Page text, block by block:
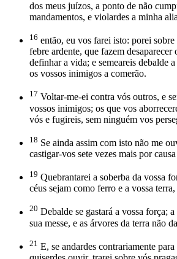
dos meus juízos, a ponto de não
mandamentos, e violardes a minha
16 então, eu vos farei isto: porei
febre ardente, que fazem desaparecer
definhar a vida; e semeareis debalde
os vossos inimigos a comerão.
17 Voltar-me-ei contra vós outros, e
vossos inimigos; os que vos
vós e fugireis, sem ninguém vos
18 Se ainda assim com isto não me
castigar-vos sete vezes mais por
19 Quebrantarei a soberba da vossa
céus sejam como ferro e a vossa
20 Debalde se gastará a vossa força;
sua messe, e as árvores da terra não
21 E, se andardes contrariamente